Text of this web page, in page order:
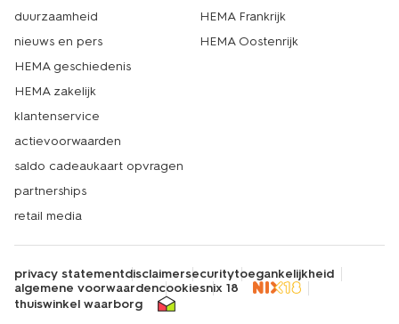
duurzaamheid
nieuws en pers
HEMA geschiedenis
HEMA zakelijk
klantenservice
actievoorwaarden
saldo cadeaukaart opvragen
partnerships
retail media
HEMA Frankrijk
HEMA Oostenrijk
privacy statementdisclaimersecuritytoegankelijkheid
algemene voorwaardencookiesnix 18
thuiswinkel waarborg